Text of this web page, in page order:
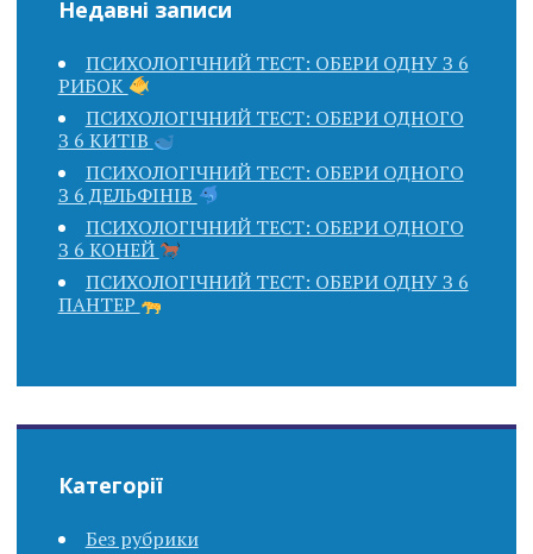
Недавні записи
ПСИХОЛОГІЧНИЙ ТЕСТ: ОБЕРИ ОДНУ З 6
РИБОК
ПСИХОЛОГІЧНИЙ ТЕСТ: ОБЕРИ ОДНОГО
З 6 КИТІВ
ПСИХОЛОГІЧНИЙ ТЕСТ: ОБЕРИ ОДНОГО
З 6 ДЕЛЬФІНІВ
ПСИХОЛОГІЧНИЙ ТЕСТ: ОБЕРИ ОДНОГО
З 6 КОНЕЙ
ПСИХОЛОГІЧНИЙ ТЕСТ: ОБЕРИ ОДНУ З 6
ПАНТЕР
Категорії
Без рубрики